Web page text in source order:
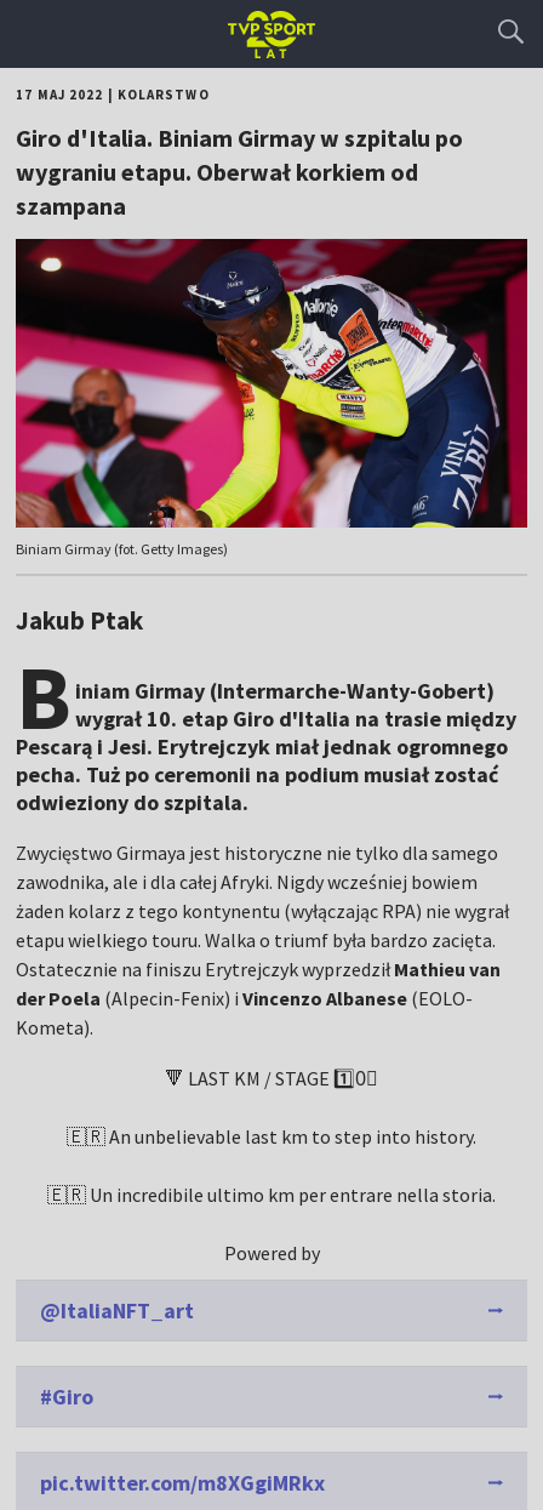
17 MAJ 2022 KOLARSTWO
Giro d'Italia. Biniam Girmay w szpitalu po
wygraniu etapu. Oberwał korkiem od
szampana
Biniam Girmay (fot. Getty Images)
Jakub Ptak
B iniam Girmay (Intermarche-Wanty-Gobert)
wygrał 10. etap Giro d'Italia na trasie między
Pescarą i Jesi. Erytrejczyk miał jednak ogromnego
pecha. Tuż po ceremonii na podium musiał zostać
odwieziony do szpitala.
Zwycięstwo Girmaya jest historyczne nie tylko dla samego
zawodnika, ale i dla całej Afryki. Nigdy wcześniej bowiem
żaden kolarz z tego kontynentu (wyłączając RPA) nie wygrał
etapu wielkiego touru. Walka o triumf była bardzo zacięta.
Ostatecznie na finiszu Erytrejczyk wyprzedziłMathieu van
der Poela (Alpecin-Fenix) iVincenzo Albanese (EOLO-
Kometa).
🔻 LAST KM / STAGE 1️⃣0⃣
🇪🇷 An unbelievable last km to step into history.
🇪🇷 Un incredibile ultimo km per entrare nella storia.
Powered by
@ItaliaNFT_art
#Giro
pic.twitter.com/m8XGgiMRkx